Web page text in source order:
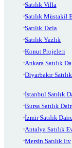
Satılık Villa
Satılık Müstakil
Satılık Tarla
Satılık Yazlık
Konut Projeleri
Ankara Satılık
Diyarbakır
İstanbul Satılık
Bursa Satılık
İzmir Satılık
Antalya Satılık
Mersin Satılık Ev